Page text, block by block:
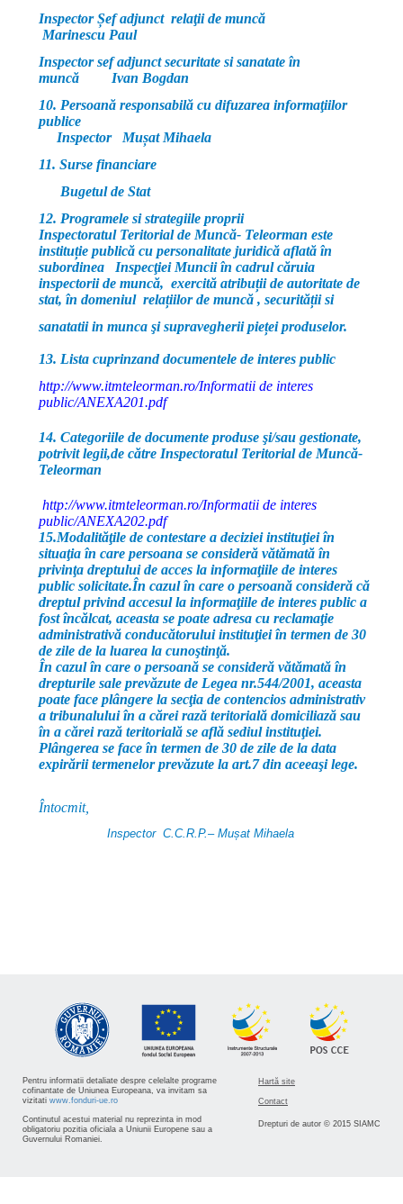
Inspector Șef adjunct relaţii de muncă
Marinescu Paul
Inspector sef adjunct securitate si sanatate în
muncă Ivan Bogdan
10. Persoană responsabilă cu difuzarea informaţiilor
publice
Inspector Mușat Mihaela
11. Surse financiare
Bugetul de Stat
12. Programele si strategiile proprii
Inspectoratul Teritorial de Muncă- Teleorman este
instituție publică cu personalitate juridică aflată în
subordinea Inspecţiei Muncii în cadrul căruia
inspectorii de muncă, exercită atribuții de autoritate de
stat, în domeniul relațiilor de muncă , securității si
sanatatii in munca şi supravegherii pieței produselor.
13. Lista cuprinzand documentele de interes public
http://www.itmteleorman.ro/Informatii de interes
public/ANEXA201.pdf
14. Categoriile de documente produse şi/sau gestionate,
potrivit legii,de către Inspectoratul Teritorial de Muncă-
Teleorman
http://www.itmteleorman.ro/Informatii de interes
public/ANEXA202.pdf
15.Modalităţile de contestare a deciziei instituţiei în
situaţia în care persoana se consideră vătămată în
privinţa dreptului de acces la informaţiile de interes
public solicitate.În cazul în care o persoană consideră că
dreptul privind accesul la informaţiile de interes public a
fost încălcat, aceasta se poate adresa cu reclamaţie
administrativă conducătorului instituţiei în termen de 30
de zile de la luarea la cunoştinţă.
În cazul în care o persoană se consideră vătămată în
drepturile sale prevăzute de Legea nr.544/2001, aceasta
poate face plângere la secţia de contencios administrativ
a tribunalului în a cărei rază teritorială domiciliază sau
în a cărei rază teritorială se află sediul instituţiei.
Plângerea se face în termen de 30 de zile de la data
expirării termenelor prevăzute la art.7 din aceeaşi lege.
Inspector C.C.R.P.– Mușat Mihaela
Pentru informatii detaliate despre celelalte programe
cofinantate de Uniunea Europeana, va invitam sa
vizitati www.fonduri-ue.ro
Continutul acestui material nu reprezinta in mod
obligatoriu pozitia oficiala a Uniunii Europene sau a
Guvernului Romaniei.
Hartă site
Contact
Drepturi de autor © 2015 SIAMC